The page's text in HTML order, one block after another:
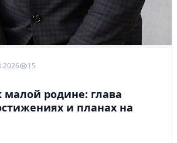
15
родине: глава
и планах на